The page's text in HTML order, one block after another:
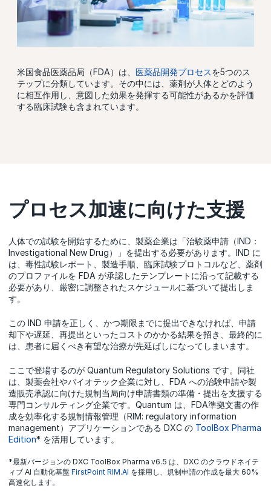
米国食品医薬品局（FDA）は、 医薬品開発プロセスを5つのス
テップに分類しています。その中には、薬剤が人体とどのよう
に相互作用し、意図した効果を発揮する可能性があるかを評価
する臨床試験も含まれています。
プロセス加速に向けた支援
人体での試験を開始するために、製薬企業は「治験薬申請（IND：
Investigational New Drug）」を提出する必要があります。IND に
は、毒性試験レポート、製造手順、臨床試験プロトコルなど、薬剤
のプロファイルを FDA が承認したテンプレートに沿って記載する
必要があり、厳密に調整されたスケジュールに基づいて提出しま
す。
この IND 申請を正しく、かつ期限までに提出できなければ、申請
却下や遅延、再提出といったコストのかかる結果を招き、最終的に
は、患者に届くべき有望な治療が先延ばしになってしまいます。
ここで登場するのが Quantum Regulatory Solutions です。同社
は、製薬会社やバイオテック企業に対し、FDA への治験申請や製
造販売承認に向けた規制当局向け申請書類の準備・提出を支援する
専門コンサルティング企業です。Quantum は、FDA準拠文書の作
成を効率化する規制情報管理（RIM: regulatory information
management）アプリケーションである DXC の ToolBox Pharma
Edition* を活用しています。
*最新バージョンの DXC ToolBox Pharma v6.5 は、DXC のクラウドネイテ
ィブ AI 自動化基盤 FirstPoint RIM.AI を採用し、規制申請の作成を最大 60%
高速化します。